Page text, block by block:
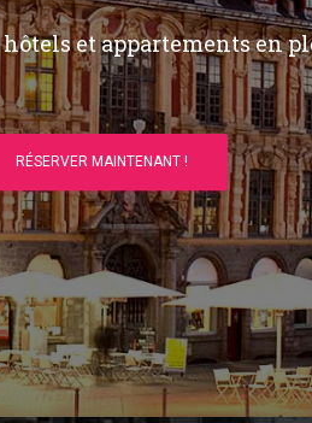
et appartements en
RÉSERVER MAINTENANT !